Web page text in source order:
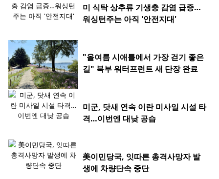
미 식탁 상추류 기생충 감염 급증…
워싱턴주는 아직 '안전지대'
"올여름 시애틀에서 가장 걷기 좋은
길" 북부 워터프런트 새 단장 완료
미군, 닷새 연속 이란 미사일 시설 타
격…이번엔 대낮 공습
美이민당국, 잇따른 총격사망자 발
생에 차량단속 중단